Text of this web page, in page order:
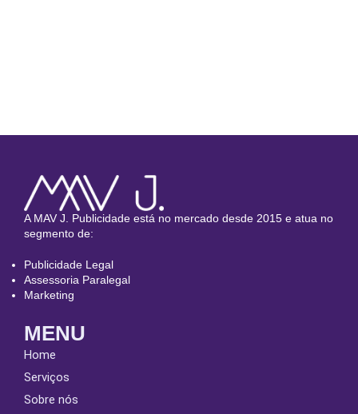
A MAV J. Publicidade está no mercado desde 2015 e atua no
segmento de:
Publicidade Legal
Assessoria Paralegal
Marketing
MENU
Home
Serviços
Sobre nós